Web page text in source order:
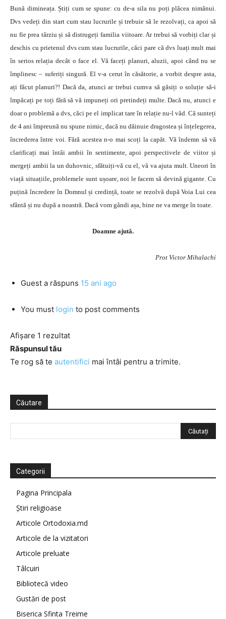
Bună dimineața. Știți cum se spune: cu de-a sila nu poți plăcea nimănui.
Dvs vedeți din start cum stau lucrurile și trebuie să le rezolvați, ca apoi să
nu fie prea târziu și să distrugeți familia viitoare. Ar trebui să vorbiți clar și
deschis cu prietenul dvs cum stau lucrurile, căci pare că dvs luați mult mai
în serios relația decât o face el. Vă faceți planuri, aluzii, apoi când nu se
împlinesc – suferiți singură. El v-a cerut în căsătorie, a vorbit despre asta,
ați făcut planuri?! Dacă da, atunci ar trebui cumva să găsiți o soluție să-i
împăcați pe toți fără să vă impuneți ori pretindeți multe. Dacă nu, atunci e
doar o problemă a dvs, căci pe el implicat tare în relație nu-l văd. Că sunteți
de 4 ani împreună nu spune nimic, dacă nu dăinuie dragostea și înțelegerea,
încrederea între voi. Fără acestea n-o mai scoți la capăt. Vă îndemn să vă
clarificați mai întâi ambii în sentimente, apoi perspectivele de viitor și
mergeți ambii la un duhovnic, sfătuiți-vă cu el, vă va ajuta mult. Uneori în
viață situațiile, problemele sunt ușoare, noi le facem să devină gigante. Cu
puțină încredere în Domnul și credință, toate se rezolvă după Voia Lui cea
sfântă și nu după a noastră. Dacă vom gândi așa, bine ne va merge în toate.
Doamne ajută.
Prot Victor Mihalachi
Guest a răspuns 15 ani ago
You must login to post comments
Afișare 1 rezultat
Răspunsul tău
Te rog să te autentifici mai întâi pentru a trimite.
Căutare
Categorii
Pagina Principala
Știri religioase
Articole Ortodoxia.md
Articole de la vizitatori
Articole preluate
Tâlcuiri
Bibliotecă video
Gustări de post
Biserica Sfinta Treime